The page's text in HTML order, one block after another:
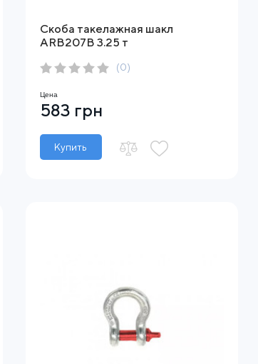
Скоба такелажная шакл
ARB207B 3.25 т
(0)
Цена
583 грн
Купить